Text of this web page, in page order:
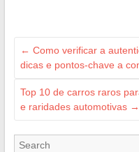
← Como verificar a
dicas e pontos-chave a
Top 10 de carros raros
e raridades automotivas →